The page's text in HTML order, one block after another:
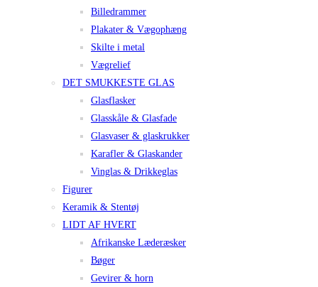
Billedrammer
Plakater & Vægophæng
Skilte i metal
Vægrelief
DET SMUKKESTE GLAS
Glasflasker
Glasskåle & Glasfade
Glasvaser & glaskrukker
Karafler & Glaskander
Vinglas & Drikkeglas
Figurer
Keramik & Stentøj
LIDT AF HVERT
Afrikanske Læderæsker
Bøger
Gevirer & horn